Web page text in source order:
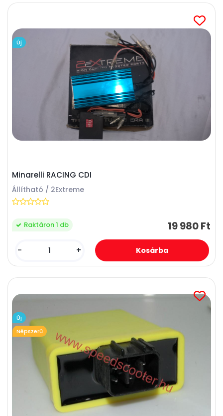
Minarelli RACING CDI
Állítható / 2Extreme
19 980 Ft
Raktáron 1 db
- +
Új
Új
Népszerű